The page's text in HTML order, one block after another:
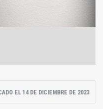
EL 14 DE DICIEMBRE DE 2023